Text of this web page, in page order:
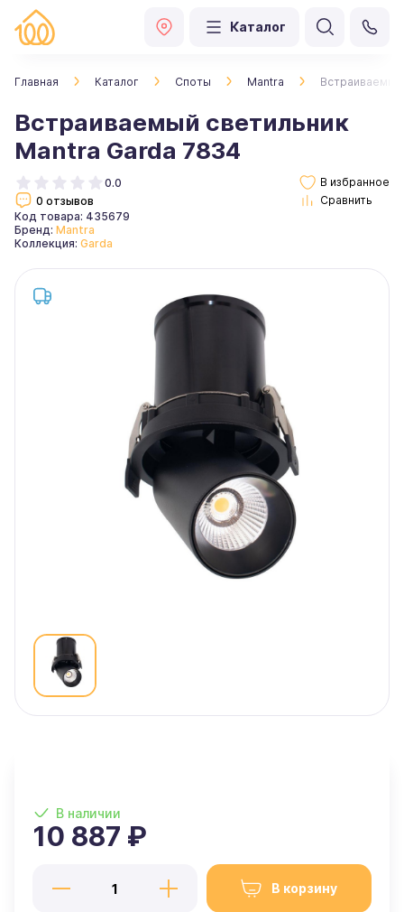
Каталог
Главная Каталог Споты Mantra Встраиваемый
Встраиваемый светильник
Mantra Garda 7834
0.0
0 отзывов
Код товара: 435679
Бренд: Mantra
Коллекция: Garda
В наличии
10 887 ₽
В корзину